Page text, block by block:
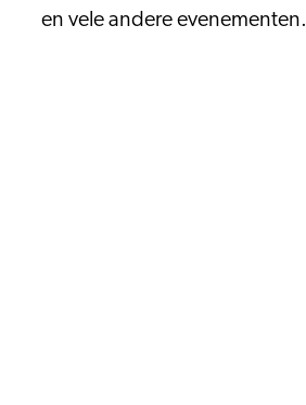
en vele andere evenementen.